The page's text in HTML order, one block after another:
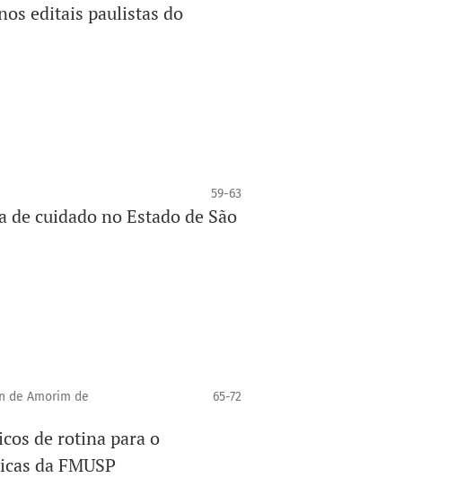
editais paulistas do
59-63
cuidado no Estado de São
de Amorim de
65-72
de rotina para o
da FMUSP